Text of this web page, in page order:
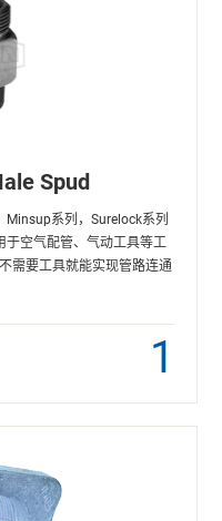
Spud
系列，Surelock系列
于空气配管、气动工具等工
需要工具就能实现管路连通
1